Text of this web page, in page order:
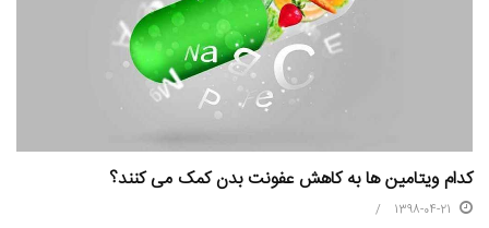
کدام ویتامین ها به کاهش عفونت بدن کمک می کنند؟
1398-04-21